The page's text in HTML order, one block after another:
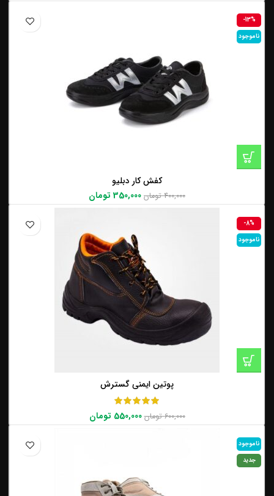
-13%
ناموجود
کفش کار دبلیو
400,000 تومان 350,000 تومان
-8%
ناموجود
پوتین ایمنی گسترش
600,000 تومان 550,000 تومان
ناموجود
جدید